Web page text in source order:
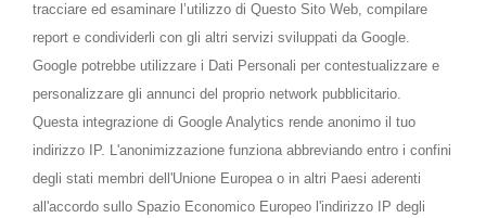
tracciare ed esaminare l’utilizzo di Questo Sito Web, compilare
report e condividerli con gli altri servizi sviluppati da Google.
Google potrebbe utilizzare i Dati Personali per contestualizzare e
personalizzare gli annunci del proprio network pubblicitario.
Questa integrazione di Google Analytics rende anonimo il tuo
indirizzo IP. L'anonimizzazione funziona abbreviando entro i confini
degli stati membri dell'Unione Europea o in altri Paesi aderenti
all'accordo sullo Spazio Economico Europeo l'indirizzo IP degli